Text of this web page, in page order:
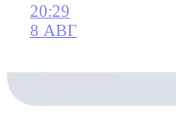
20:29
8 АВГ